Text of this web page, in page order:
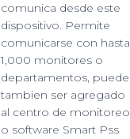
comunica desde este
dispositivo. Permite
comunicarse con hasta
1,000 monitores o
departamentos, puede
tambien ser agregado
al centro de monitoreo
o software Smart Pss